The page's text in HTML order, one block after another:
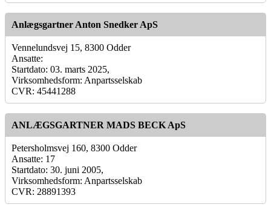
Anlægsgartner Anton Snedker ApS
Vennelundsvej 15, 8300 Odder
Ansatte:
Startdato: 03. marts 2025,
Virksomhedsform: Anpartsselskab
CVR: 45441288
ANLÆGSGARTNER MADS BECK ApS
Petersholmsvej 160, 8300 Odder
Ansatte: 17
Startdato: 30. juni 2005,
Virksomhedsform: Anpartsselskab
CVR: 28891393